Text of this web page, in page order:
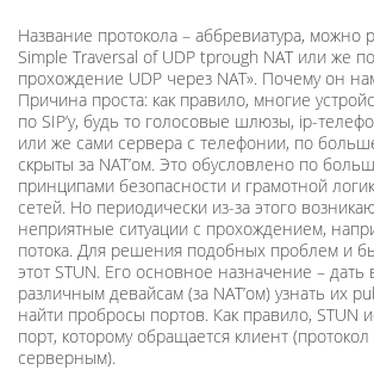
Название протокола – аббревиатура, можно
Simple Traversal of UDP tрrough NAT или же
прохождение UDP через NAT». Почему он
Причина проста: как правило, многие
по SIP’у, будь то голосовые шлюзы, ip-
или же сами сервера с телефонии, по
скрыты за NAT’ом. Это обусловлено по
принципами безопасности и грамотной
сетей. Но периодически из-за этого
неприятные ситуации с прохождением,
потока. Для решения подобных проблем и
этот STUN. Его основное назначение – дать
различным девайсам (за NAT’ом) узнать их
найти пробросы портов. Как правило, STUN
порт, которому обращается клиент
серверным).